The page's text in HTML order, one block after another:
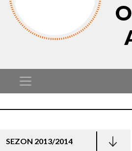
SEZON 2013/2014